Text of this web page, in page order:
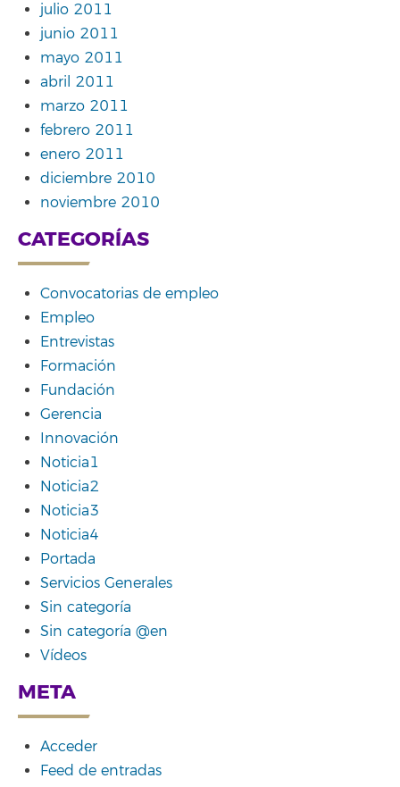
julio 2011
junio 2011
mayo 2011
abril 2011
marzo 2011
febrero 2011
enero 2011
diciembre 2010
noviembre 2010
CATEGORÍAS
Convocatorias de empleo
Empleo
Entrevistas
Formación
Fundación
Gerencia
Innovación
Noticia1
Noticia2
Noticia3
Noticia4
Portada
Servicios Generales
Sin categoría
Sin categoría @en
Vídeos
META
Acceder
Feed de entradas